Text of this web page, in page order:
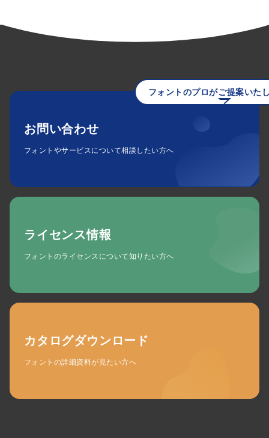
フォントのプロがご提案いた
お問い合わせ
フォントやサービスについて相談したい方へ
ライセンス情報
フォントのライセンスについて知りたい方へ
カタログダウンロード
フォントの詳細資料が見たい方へ